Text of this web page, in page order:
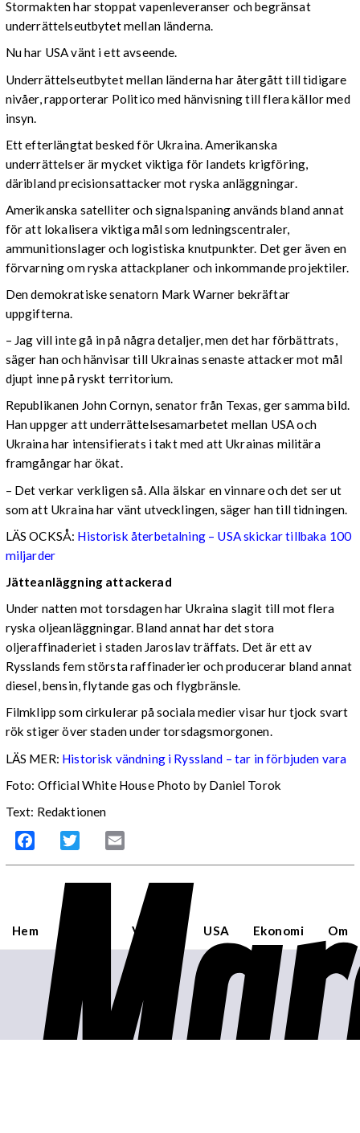
Stormakten har stoppat vapenleveranser och begränsat
underrättelseutbytet mellan länderna.
Nu har USA vänt i ett avseende.
Underrättelseutbytet mellan länderna har återgått till tidigare
nivåer, rapporterar Politico med hänvisning till flera källor med
insyn.
Ett efterlängtat besked för Ukraina. Amerikanska
underrättelser är mycket viktiga för landets krigföring,
däribland precisionsattacker mot ryska anläggningar.
Amerikanska satelliter och signalspaning används bland annat
för att lokalisera viktiga mål som ledningscentraler,
ammunitionslager och logistiska knutpunkter. Det ger även en
förvarning om ryska attackplaner och inkommande projektiler.
Den demokratiske senatorn Mark Warner bekräftar
uppgifterna.
– Jag vill inte gå in på några detaljer, men det har förbättrats,
säger han och hänvisar till Ukrainas senaste attacker mot mål
djupt inne på ryskt territorium.
Republikanen John Cornyn, senator från Texas, ger samma bild.
Han uppger att underrättelsesamarbetet mellan USA och
Ukraina har intensifierats i takt med att Ukrainas militära
framgångar har ökat.
– Det verkar verkligen så. Alla älskar en vinnare och det ser ut
som att Ukraina har vänt utvecklingen, säger han till tidningen.
LÄS OCKSÅ: Historisk återbetalning – USA skickar tillbaka 100
miljarder
Jätteanläggning attackerad
Under natten mot torsdagen har Ukraina slagit till mot flera
ryska oljeanläggningar. Bland annat har det stora
oljeraffinaderiet i staden Jaroslav träffats. Det är ett av
Rysslands fem största raffinaderier och producerar bland annat
diesel, bensin, flytande gas och flygbränsle.
Filmklipp som cirkulerar på sociala medier visar hur tjock svart
rök stiger över staden under torsdagsmorgonen.
LÄS MER: Historisk vändning i Ryssland – tar in förbjuden vara
Foto: Official White House Photo by Daniel Torok
Text: Redaktionen
Facebook Twitter
Hem Världen USA Ekonomi Om